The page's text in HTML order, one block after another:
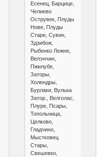
Есенец, Барцице,
Челиево
Острувек, Плуды
Нове, Плуды
Старе, Сувин,
Здзибож,
Рыбенко Лежне,
Велэнчин,
Пжилубе,
Заторы,
Холендры,
Бурлаки, Вулька
Затор., Велголас,
Плуре, Псары,
Топольница,
Целково,
Гладчино,
Мыстковец
Стары,
Свешевко,